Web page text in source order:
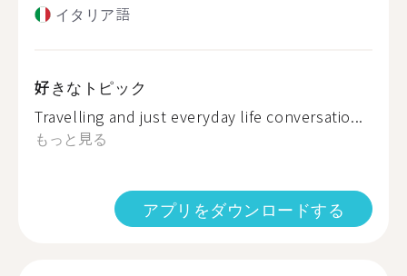
イタリア語
好きなトピック
Travelling and just everyday life conversatio...
もっと見る
アプリをダウンロードする